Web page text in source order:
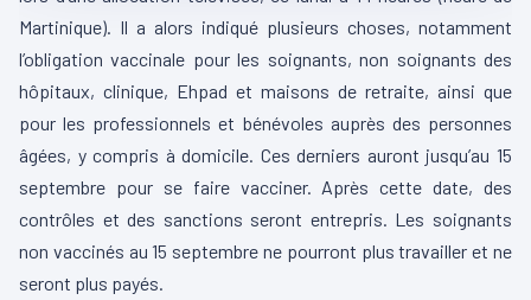
Martinique). Il a alors indiqué plusieurs choses, notamment
l’obligation vaccinale pour les soignants, non soignants des
hôpitaux, clinique, Ehpad et maisons de retraite, ainsi que
pour les professionnels et bénévoles auprès des personnes
âgées, y compris à domicile. Ces derniers auront jusqu’au 15
septembre pour se faire vacciner. Après cette date, des
contrôles et des sanctions seront entrepris. Les soignants
non vaccinés au 15 septembre ne pourront plus travailler et ne
seront plus payés.